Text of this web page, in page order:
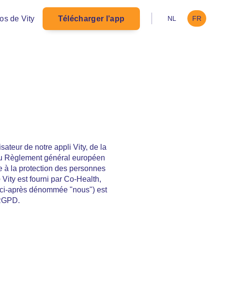
de Vity Télécharger l’app NL FR
de notre appli Vity, de la
Règlement général européen
à la protection des personnes
est fourni par Co-Health,
après dénommée "nous") est